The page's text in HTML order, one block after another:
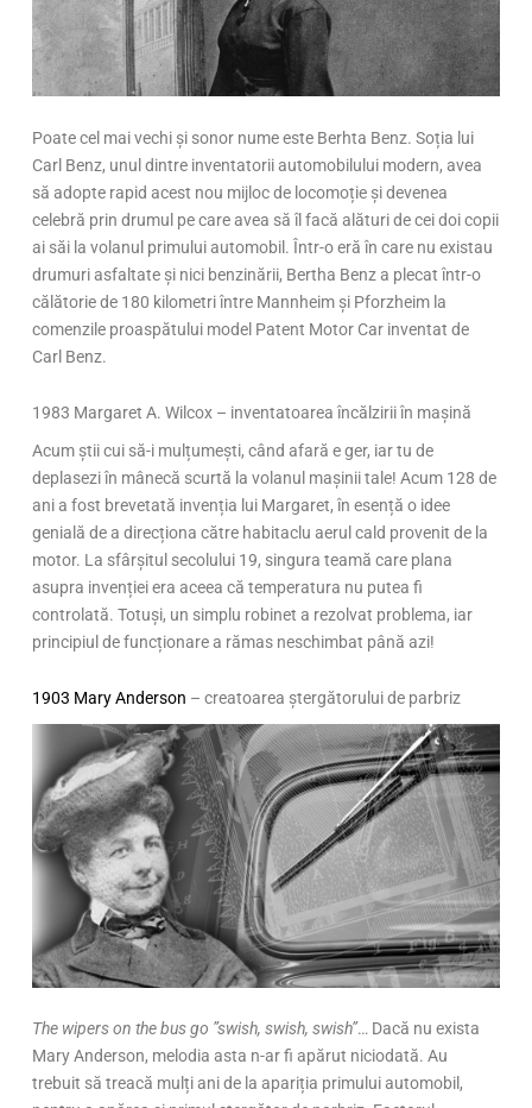
Poate cel mai vechi și sonor nume este Berhta Benz. Soția lui
Carl Benz, unul dintre inventatorii automobilului modern, avea
să adopte rapid acest nou mijloc de locomoție și devenea
celebră prin drumul pe care avea să îl facă alături de cei doi copii
ai săi la volanul primului automobil. Într-o eră în care nu existau
drumuri asfaltate și nici benzinării, Bertha Benz a plecat într-o
călătorie de 180 kilometri între Mannheim și Pforzheim la
comenzile proaspătului model Patent Motor Car inventat de
Carl Benz.
1983 Margaret A. Wilcox – inventatoarea încălzirii în mașină
Acum știi cui să-i mulțumești, când afară e ger, iar tu de
deplasezi în mânecă scurtă la volanul mașinii tale! Acum 128 de
ani a fost brevetată invenția lui Margaret, în esență o idee
genială de a direcționa către habitaclu aerul cald provenit de la
motor. La sfârșitul secolului 19, singura teamă care plana
asupra invenției era aceea că temperatura nu putea fi
controlată. Totuși, un simplu robinet a rezolvat problema, iar
principiul de funcționare a rămas neschimbat până azi!
1903 Mary Anderson – creatoarea ștergătorului de parbriz
The wipers on the bus go ”swish, swish, swish”… Dacă nu exista
Mary Anderson, melodia asta n-ar fi apărut niciodată. Au
trebuit să treacă mulți ani de la apariția primului automobil,